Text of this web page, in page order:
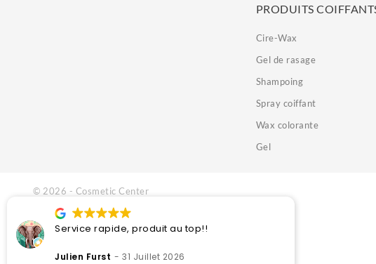
PRODUITS
Cire-Wax
Gel de rasage
Shampoing
Spray coiffant
Wax colorante
Gel
© 2026 - Cosmetic Center
Service rapide, produit au top!!
Julien Furst 31 Juillet 2026